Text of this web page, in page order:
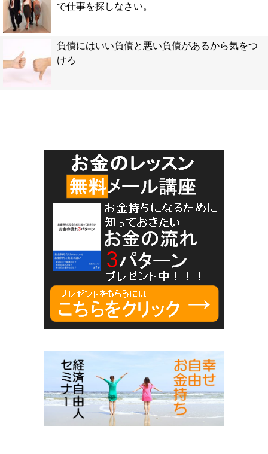
で仕事を探しなさい。
負債にはいい負債と悪い負債があるから気をつ
けろ